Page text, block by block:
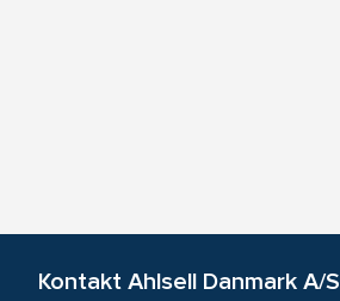
Kontakt Ahlsell Danmark A/S